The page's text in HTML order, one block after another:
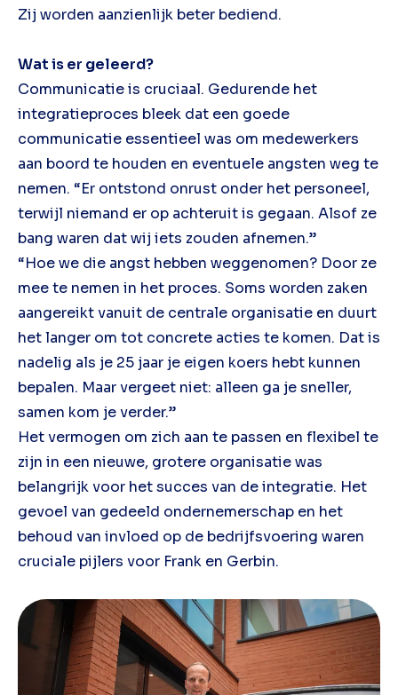
Zij worden aanzienlijk beter bediend.
Wat is er geleerd?
Communicatie is cruciaal. Gedurende het
integratieproces bleek dat een goede
communicatie essentieel was om medewerkers
aan boord te houden en eventuele angsten weg te
nemen. “Er ontstond onrust onder het personeel,
terwijl niemand er op achteruit is gegaan. Alsof ze
bang waren dat wij iets zouden afnemen.”
“Hoe we die angst hebben weggenomen? Door ze
mee te nemen in het proces. Soms worden zaken
aangereikt vanuit de centrale organisatie en duurt
het langer om tot concrete acties te komen. Dat is
nadelig als je 25 jaar je eigen koers hebt kunnen
bepalen. Maar vergeet niet: alleen ga je sneller,
samen kom je verder.”
Het vermogen om zich aan te passen en flexibel te
zijn in een nieuwe, grotere organisatie was
belangrijk voor het succes van de integratie. Het
gevoel van gedeeld ondernemerschap en het
behoud van invloed op de bedrijfsvoering waren
cruciale pijlers voor Frank en Gerbin.